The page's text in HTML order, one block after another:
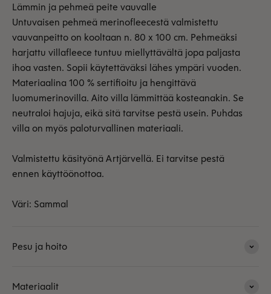
Lämmin ja pehmeä peite vauvalle
Untuvaisen pehmeä merinofleecestä valmistettu
vauvanpeitto on kooltaan n. 80 x 100 cm. Pehmeäksi
harjattu villafleece tuntuu miellyttävältä jopa paljasta
ihoa vasten. Sopii käytettäväksi lähes ympäri vuoden.
Materiaalina 100 % sertifioitu ja hengittävä
luomumerinovilla. Aito villa lämmittää kosteanakin. Se
neutraloi hajuja, eikä sitä tarvitse pestä usein. Puhdas
villa on myös paloturvallinen materiaali.
Valmistettu käsityönä Artjärvellä. Ei tarvitse pestä
ennen käyttöönottoa.
Väri: Sammal
Pesu ja hoito
Materiaalit